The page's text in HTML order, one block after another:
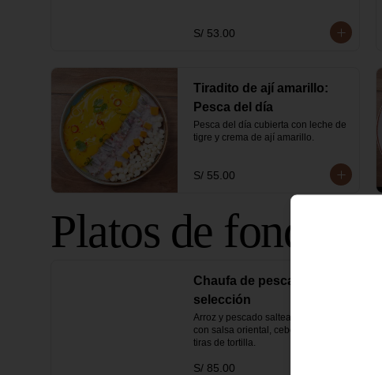
S/ 53.00
Tiradito de ají amarillo:
Pesca del día
Pesca del día cubierta con leche de
tigre y crema de ají amarillo.
S/ 55.00
Platos de fondo
Chaufa de pescado de
selección
Arroz y pescado salteados al wok
con salsa oriental, cebolla china y
tiras de tortilla.
S/ 85.00